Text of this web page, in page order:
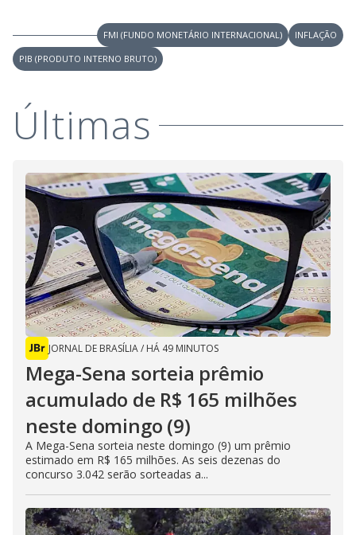
FMI (FUNDO MONETÁRIO INTERNACIONAL)
INFLAÇÃO
PIB (PRODUTO INTERNO BRUTO)
Últimas
JORNAL DE BRASÍLIA/ HÁ 49 MINUTOS
Mega-Sena sorteia prêmio
acumulado de R$ 165 milhões
neste domingo (9)
A Mega-Sena sorteia neste domingo (9) um prêmio
estimado em R$ 165 milhões. As seis dezenas do
concurso 3.042 serão sorteadas a...